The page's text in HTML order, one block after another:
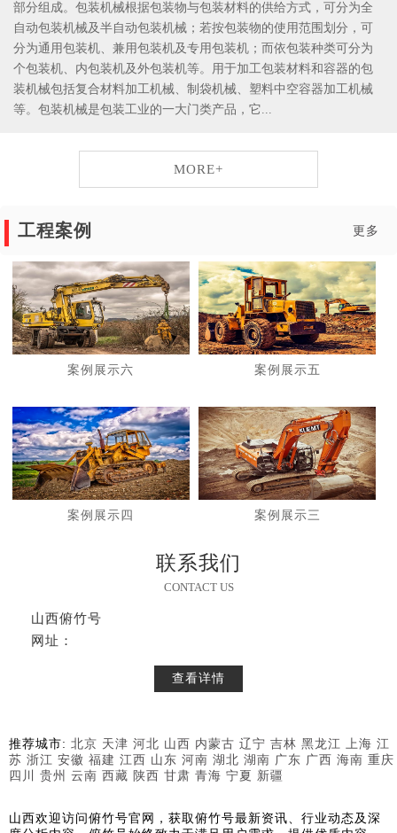
部分组成。包装机械根据包装物与包装材料的供给方式，可分为全
自动包装机械及半自动包装机械；若按包装物的使用范围划分，可
分为通用包装机、兼用包装机及专用包装机；而依包装种类可分为
个包装机、内包装机及外包装机等。用于加工包装材料和容器的包
装机械包括复合材料加工机械、制袋机械、塑料中空容器加工机械
等。包装机械是包装工业的一大门类产品，它...
MORE+
工程案例 更多
案例展示六 案例展示五
案例展示四 案例展示三
联系我们
CONTACT US
山西俯竹号
网址：
查看详情
推荐城市: 北京 天津 河北 山西 内蒙古 辽宁 吉林 黑龙江 上海 江
苏 浙江 安徽 福建 江西 山东 河南 湖北 湖南 广东 广西 海南 重庆
四川
贵州 云南 西藏 陕西 甘肃 青海 宁夏 新疆
山西欢迎访问俯竹号官网，获取俯竹号最新资讯、行业动态及深